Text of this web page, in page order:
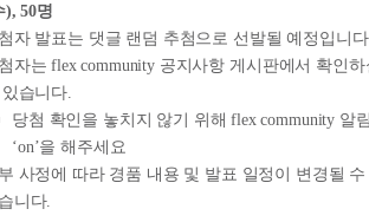
), 50명
자 발표는 댓글 랜덤 추첨으로 선발될 예정입니
자는 flex community 공지사항 게시판에서 확인하
습니다.
당첨 확인을 놓치지 않기 위해 flex community 알
‘on’을 해주세요
사정에 따라 경품 내용 및 발표 일정이 변경될 수
니다.